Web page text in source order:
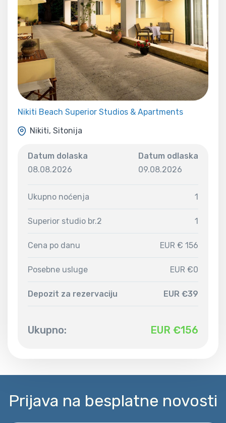
Nikiti Beach Superior Studios & Apartments
Nikiti, Sitonija
Datum dolaska
08.08.2026
Datum odlaska
09.08.2026
Ukupno noćenja 1
Superior studio br.2 1
Cena po danu EUR € 156
Posebne usluge EUR €0
Depozit za rezervaciju EUR €39
Ukupno: EUR €156
Prijava na besplatne novosti